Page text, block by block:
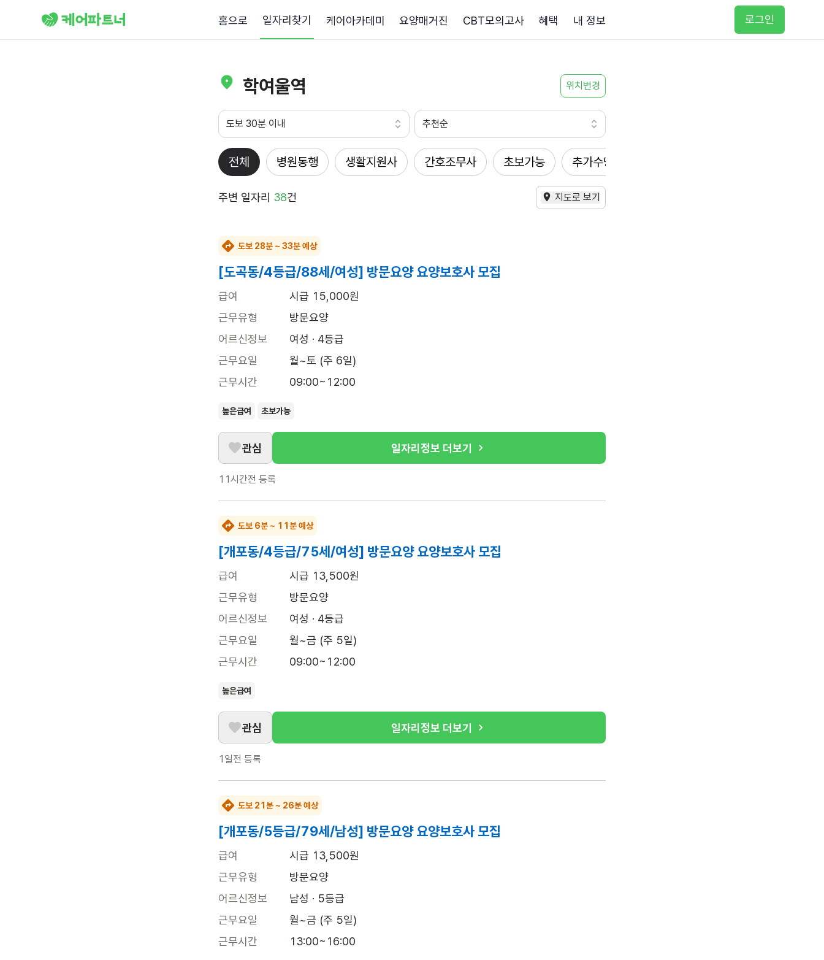
홈으로 일자리찾기 케어아카데미 요양매거진 CBT모의고사 혜택 내 정보 로그인
학여울역 위치변경
도보 30분 이내 추천순
전체 병원동행 생활지원사 간호조무사 초보가능 추가수당
주변 일자리 38건 지도로 보기
도보 28분 ~ 33분 예상
[도곡동/4등급/88세/여성] 방문요양 요양보호사 모집
급여
시급 15,000원
근무유형
방문요양
어르신정보
여성 · 4등급
근무요일
월~토 (주 6일)
근무시간
09:00~12:00
높은급여 초보가능
관심 일자리정보 더보기
11시간전 등록
도보 6분 ~ 11분 예상
[개포동/4등급/75세/여성] 방문요양 요양보호사 모집
급여
시급 13,500원
근무유형
방문요양
어르신정보
여성 · 4등급
근무요일
월~금 (주 5일)
근무시간
09:00~12:00
높은급여
관심 일자리정보 더보기
1일전 등록
도보 21분 ~ 26분 예상
[개포동/5등급/79세/남성] 방문요양 요양보호사 모집
급여
시급 13,500원
근무유형
방문요양
어르신정보
남성 · 5등급
근무요일
월~금 (주 5일)
근무시간
13:00~16:00